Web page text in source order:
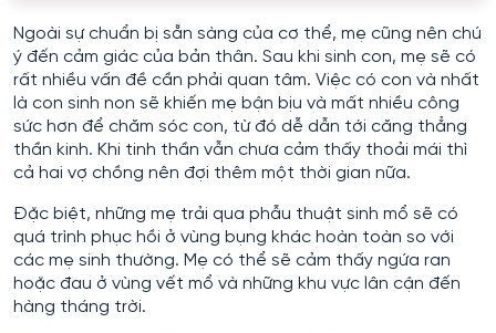
Ngoài sự chuẩn bị sẵn sàng của cơ thể, mẹ cũng nên chú
ý đến cảm giác của bản thân. Sau khi sinh con, mẹ sẽ có
rất nhiều vấn đề cần phải quan tâm. Việc có con và nhất
là con sinh non sẽ khiến mẹ bận bịu và mất nhiều công
sức hơn để chăm sóc con, từ đó dễ dẫn tới căng thẳng
thần kinh. Khi tinh thần vẫn chưa cảm thấy thoải mái thì
cả hai vợ chồng nên đợi thêm một thời gian nữa.
Đặc biệt, những mẹ trải qua phẫu thuật sinh mổ sẽ có
quá trình phục hồi ở vùng bụng khác hoàn toàn so với
các mẹ sinh thường. Mẹ có thể sẽ cảm thấy ngứa ran
hoặc đau ở vùng vết mổ và những khu vực lân cận đến
hàng tháng trời.